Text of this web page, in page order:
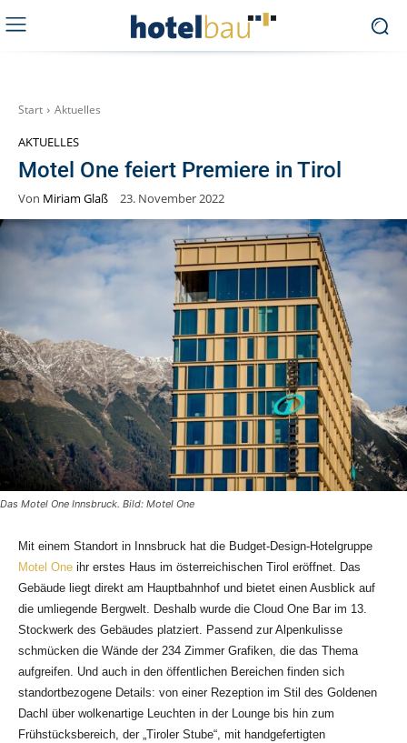
Start Aktuelles
AKTUELLES
Motel One feiert Premiere in Tirol
Von Miriam Glaß 23. November 2022
Das Motel One Innsbruck. Bild: Motel One
Mit einem Standort in Innsbruck hat die Budget-Design-Hotelgruppe
Motel One ihr erstes Haus im österreichischen Tirol eröffnet. Das
Gebäude liegt direkt am Hauptbahnhof und bietet einen Ausblick auf
die umliegende Bergwelt. Deshalb wurde die Cloud One Bar im 13.
Stockwerk des Gebäudes platziert. Passend zur Alpenkulisse
schmücken die Wände der 234 Zimmer Grafiken, die das Thema
aufgreifen. Und auch in den öffentlichen Bereichen finden sich
standortbezogene Details: von einer Rezeption im Stil des Goldenen
Dachl über wolkenartige Leuchten in der Lounge bis hin zum
Frühstücksbereich, der „Tiroler Stube“, mit handgefertigten